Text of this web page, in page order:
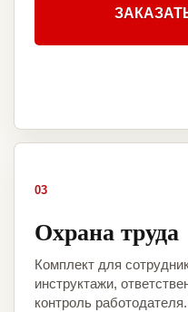
03
Охрана труда
Комплект для
инструктажи,
контроль работодателя.